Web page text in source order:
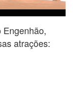
atrações: